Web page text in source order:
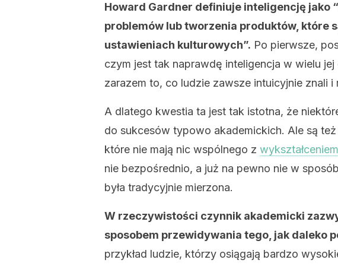
Howard Gardner definiuje inteligencję jako
problemów lub tworzenia produktów, które
ustawieniach kulturowych”. Po pierwsze,
czym jest tak naprawdę inteligencja w wielu
zarazem to, co ludzie zawsze intuicyjnie znali i
A dlatego kwestia ta jest tak istotna, że
do sukcesów typowo akademickich. Ale są
które nie mają nic wspólnego z wykształceniem
nie bezpośrednio, a już na pewno nie w
była tradycyjnie mierzona.
W rzeczywistości czynnik akademicki
sposobem przewidywania tego, jak daleko
przykład ludzie, którzy osiągają bardzo